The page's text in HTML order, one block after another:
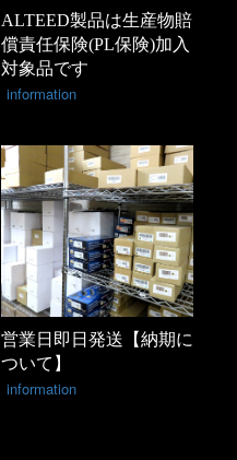
ALTEED製品は生産物賠
償責任保険(PL保険)加入
対象品です
information
営業日即日発送【納期に
ついて】
information